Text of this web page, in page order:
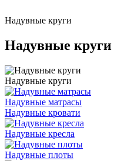
Надувные круги
Надувные круги
Надувные круги
Надувные матрасы
Надувные кровати
Надувные кресла
Надувные плоты